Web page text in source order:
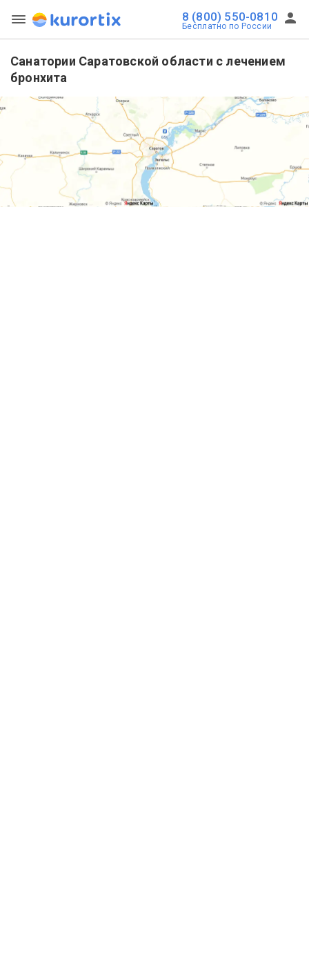
8 (800) 550-0810
Бесплатно по России
Санатории Саратовской области с лечением
бронхита